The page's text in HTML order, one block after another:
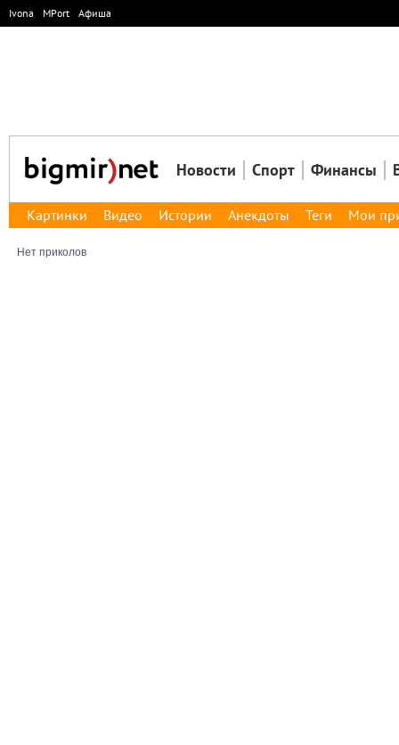
Ivona MPort Афиша
Новости Спорт Финансы
Картинки Видео Истории Анекдоты Теги Мои
Нет приколов